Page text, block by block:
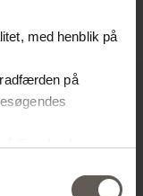
med henblik på
på
Facebook,
bliver delt og